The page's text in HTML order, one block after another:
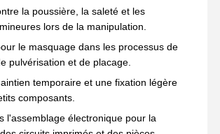
la poussière, la saleté et les
lors de la manipulation.
le masquage dans les processus de
pulvérisation et de placage.
temporaire et une fixation légère
composants.
l'assemblage électronique pour la